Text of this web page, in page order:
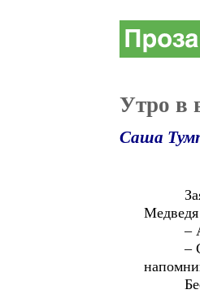
Утро в
Саша
Заяц
Медведя
– А
–